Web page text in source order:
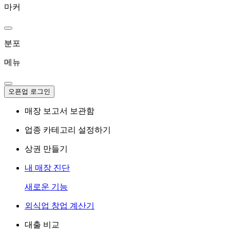
마커
분포
메뉴
오픈업 로그인
매장 보고서 보관함
업종 카테고리 설정하기
상권 만들기
내 매장 진단
새로운 기능
외식업 창업 계산기
대출 비교